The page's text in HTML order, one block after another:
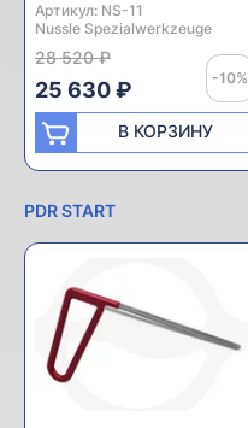
Артикул: NS-11
Производитель:
Nussle Spezialwerkzeuge
28 520 ₽
-10%
25 630 ₽
В КОРЗИНУ
PDR START